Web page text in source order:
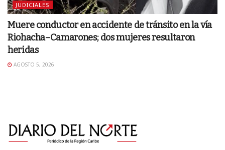
JUDICIALES
Muere conductor en accidente de tránsito en la vía
Riohacha–Camarones; dos mujeres resultaron
heridas
AGOSTO 5, 2026